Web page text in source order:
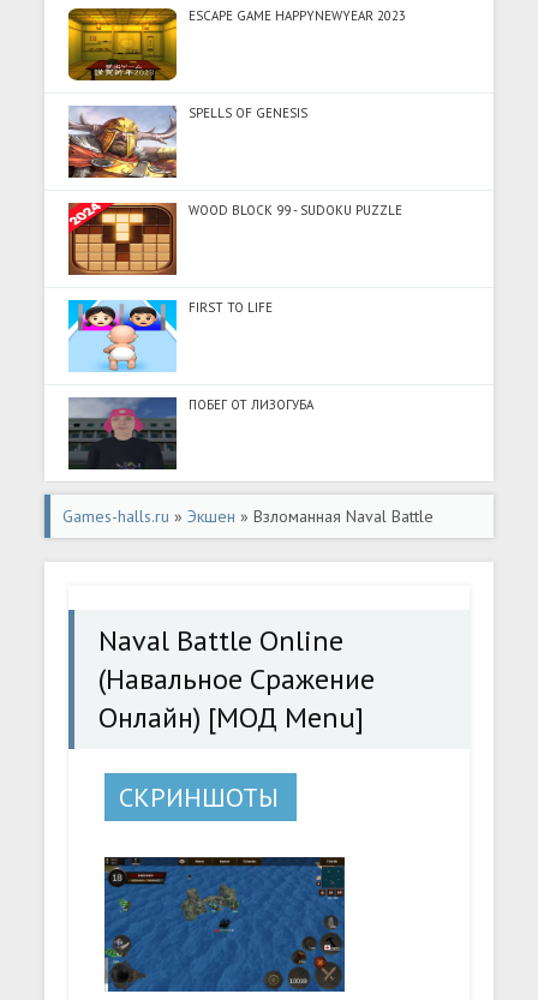
ESCAPE GAME HAPPYNEWYEAR 2023
SPELLS OF GENESIS
WOOD BLOCK 99 - SUDOKU PUZZLE
FIRST TO LIFE
ПОБЕГ ОТ ЛИЗОГУБА
Games-halls.ru »Экшен » Взломанная Naval Battle
Online (Навальное Сражение Онлайн) [МОД Menu] -
Naval Battle Online
(Навальное Сражение
Онлайн) [МОД Menu]
СКРИНШОТЫ